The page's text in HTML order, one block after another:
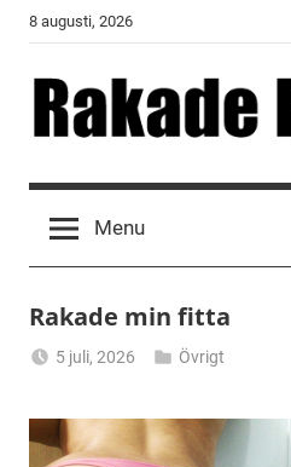
Skip
content
8 augusti, 2026
Rakade
Fittor
Menu
Rakade min fitta
5 juli, 2026
Övrigt